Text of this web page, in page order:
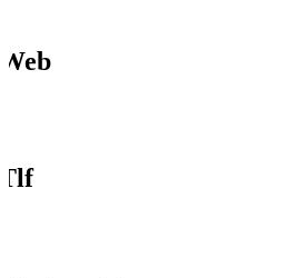
Web
Tlf